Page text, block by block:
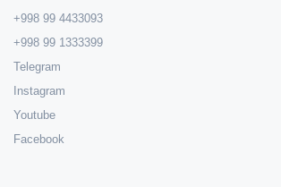
+998 99 4433093
+998 99 1333399
Telegram
Instagram
Youtube
Facebook